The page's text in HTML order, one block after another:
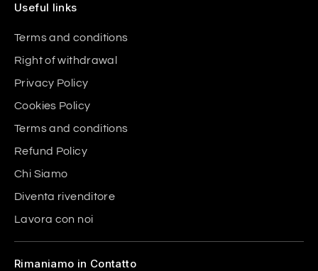
Useful links
Terms and conditions
Right of withdrawal
Privacy Policy
Cookies Policy
Terms and conditions
Refund Policy
Chi Siamo
Diventa rivenditore
Lavora con noi
Rimaniamo in Contatto